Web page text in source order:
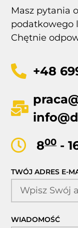
Masz pytania
podatkowego
Chętnie
+48
800-
TWÓJ ADRES E-
WIADOMOŚĆ